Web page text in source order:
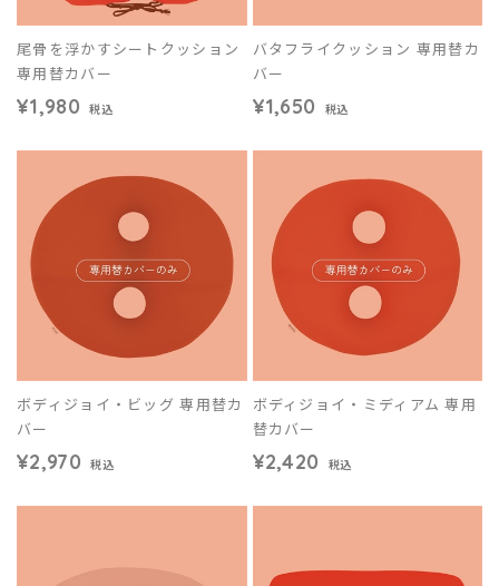
尾骨を浮かすシートクッション
専用替カバー
¥1,980 税込
バタフライクッション 専用替カ
バー
¥1,650 税込
ボディジョイ・ビッグ 専用替カ
バー
¥2,970 税込
ボディジョイ・ミディアム 専用
替カバー
¥2,420 税込